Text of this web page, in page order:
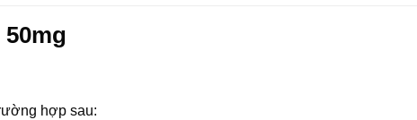
hợp sau: